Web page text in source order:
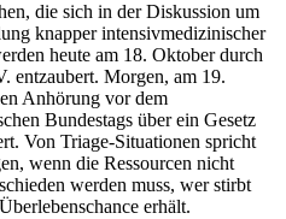
die sich in der Diskussion um
knapper intensivmedizinischer
heute am 18. Oktober durch
Morgen, am 19.
Anhörung vor dem
Bundestags über ein Gesetz
Von Triage-Situationen spricht
wenn die Ressourcen nicht
werden muss, wer stirbt
erhält.